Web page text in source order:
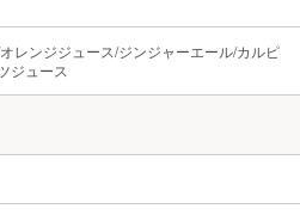
レンジジュース/ジンジャーエール/カルピ
ジュース